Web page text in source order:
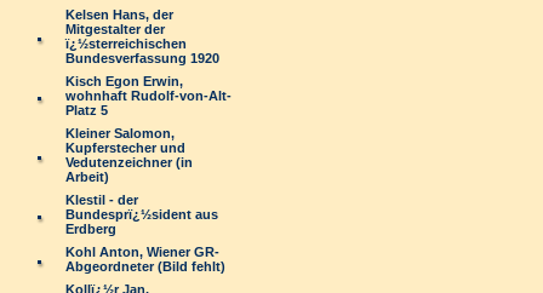
Kelsen Hans, der
Mitgestalter der
ï¿½sterreichischen
Bundesverfassung 1920
Kisch Egon Erwin,
wohnhaft Rudolf-von-Alt-
Platz 5
Kleiner Salomon,
Kupferstecher und
Vedutenzeichner (in
Arbeit)
Klestil - der
Bundesprï¿½sident aus
Erdberg
Kohl Anton, Wiener GR-
Abgeordneter (Bild fehlt)
Kollï¿½r Jan,